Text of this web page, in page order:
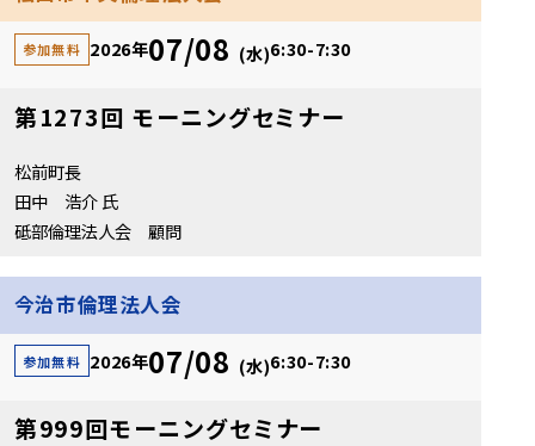
参加無料 2026年07/08 (水)6:30-7:30
第1273回 モーニングセミナー
松前町長
田中 浩介 氏
砥部倫理法人会 顧問
今治市倫理法人会
参加無料 2026年07/08 (水)6:30-7:30
第999回モーニングセミナー